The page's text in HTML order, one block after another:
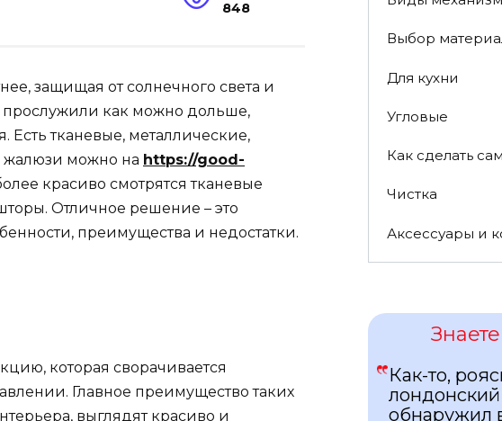
848
защищая от солнечного света и
прослужили как можно дольше,
Есть тканевые, металлические,
можно на https://good-
красиво смотрятся тканевые
Отличное решение – это
преимущества и недостатки.
которая сворачивается
Главное преимущество таких
выглядят красиво и
Выбор
Для кухни
Угловые
Как сделать
Чистка
Аксессуары и
Как-то,
обнаружил